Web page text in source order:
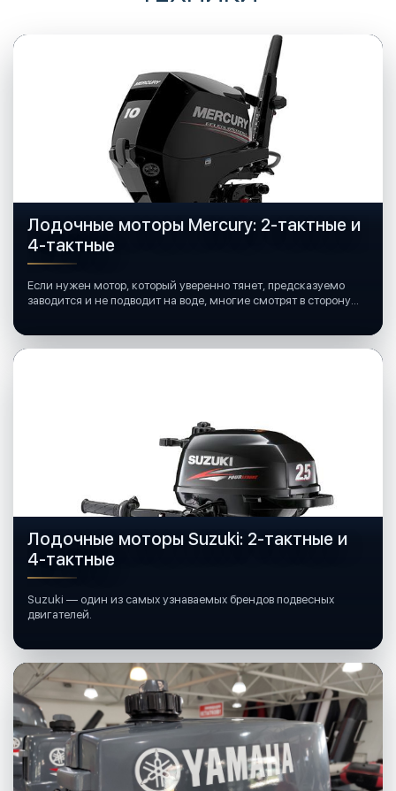
Лодочные моторы Mercury: 2-тактные и
4-тактные
Если нужен мотор, который уверенно тянет, предсказуемо
заводится и не подводит на воде, многие смотрят в сторону
Лодочные моторы Suzuki: 2-тактные и
4-тактные
Suzuki — один из самых узнаваемых брендов подвесных
двигателей.